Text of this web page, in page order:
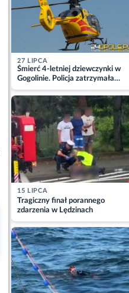
27 LIPCA
Śmierć 4-letniej dziewczynki w
Gogolinie. Policja zatrzymała
matkę
15 LIPCA
Tragiczny finał porannego
zdarzenia w Lędzinach